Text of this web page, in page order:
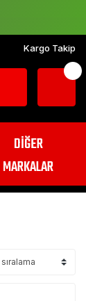
Kargo Takip
DİĞER
MARKALAR